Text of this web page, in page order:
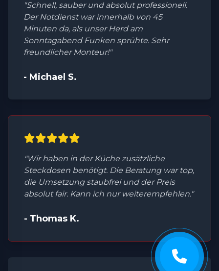
"Schnell, sauber und absolut professionell.
Der Notdienst war innerhalb von 45
Minuten da, als unser Herd am
Sonntagabend Funken sprühte. Sehr
freundlicher Monteur!"
- Michael S.
"Wir haben in der Küche zusätzliche
Steckdosen benötigt. Die Beratung war top,
die Umsetzung staubfrei und der Preis
absolut fair. Kann ich nur weiterempfehlen."
- Thomas K.